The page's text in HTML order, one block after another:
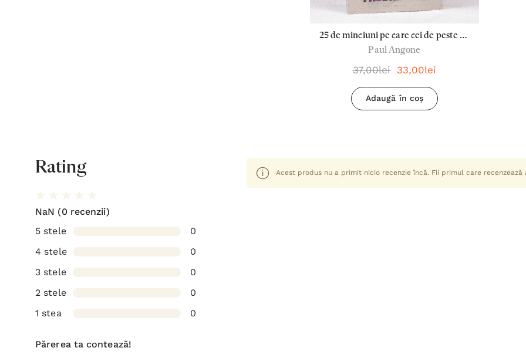
25 de minciuni pe care cei de peste 20
de ani nu trebuie sa le mai creada
Paul Angone
37,00lei 33,00lei
Adaugă în coș
Rating
NaN (0 recenzii)
5 stele
0
4 stele
0
3 stele
0
2 stele
0
1 stea
0
Părerea ta contează!
Acest produs nu a primit nicio recenzie încă. Fii primul care recenzează